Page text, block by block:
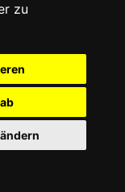
zu
geöffnet